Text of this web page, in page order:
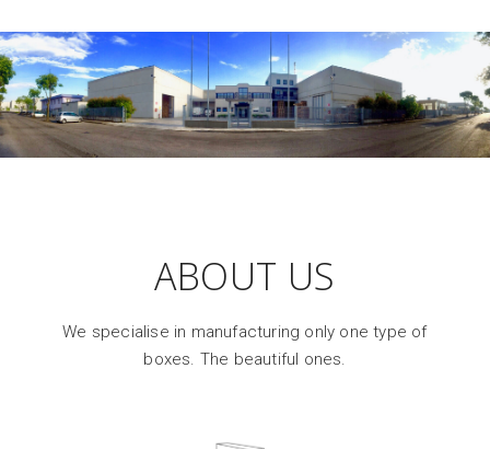
ABOUT US
We specialise in manufacturing only one type of
boxes. The beautiful ones.